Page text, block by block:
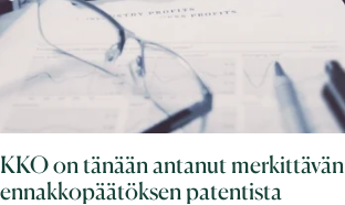
KKO on tänään antanut merkittävän
ennakkopäätöksen patentista